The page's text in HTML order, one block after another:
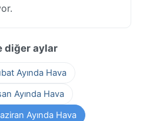
diğer aylar
Ayında Hava
Ayında Hava
Ayında Hava